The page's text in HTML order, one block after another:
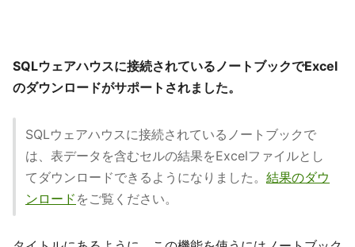
SQLウェアハウスに接続されているノートブックでExcel
のダウンロードがサポートされました。
SQLウェアハウスに接続されているノートブックで
は、表データを含むセルの結果をExcelファイルとし
てダウンロードできるようになりました。 結果のダウ
ンロード をご覧ください。